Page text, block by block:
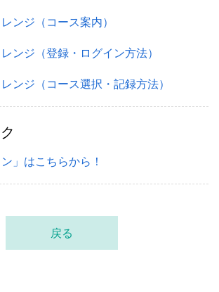
ンジ（コース案内）
ンジ（登録・ログイン方法）
ンジ（コース選択・記録方法）
ン」はこちらから！
戻る